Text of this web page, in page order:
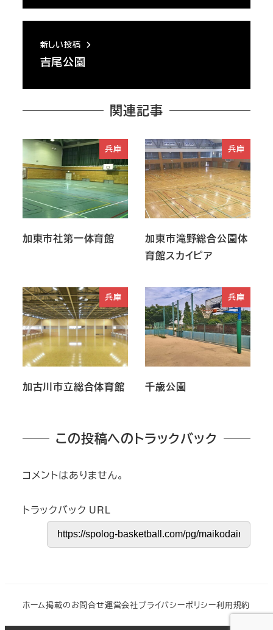
新しい投稿
吉尾公園
関連記事
兵庫
加東市社第一体育館
兵庫
加東市滝野総合公園体
育館スカイピア
兵庫
加古川市立総合体育館
兵庫
千歳公園
この投稿へのトラックバック
コメントはありません。
トラックバック URL
ホーム掲載のお問合せ運営会社プライバシーポリシー利用規約